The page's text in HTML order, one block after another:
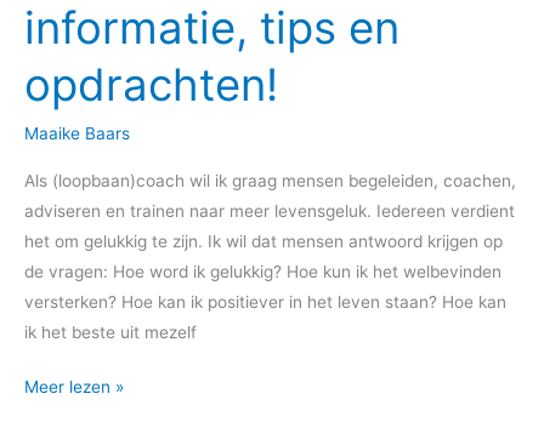
informatie, tips en
opdrachten!
Maaike Baars
Als (loopbaan)coach wil ik graag mensen begeleiden, coachen,
adviseren en trainen naar meer levensgeluk. Iedereen verdient
het om gelukkig te zijn. Ik wil dat mensen antwoord krijgen op
de vragen: Hoe word ik gelukkig? Hoe kun ik het welbevinden
versterken? Hoe kan ik positiever in het leven staan? Hoe kan
ik het beste uit mezelf
tips
en
opdrachten!
Meer lezen »